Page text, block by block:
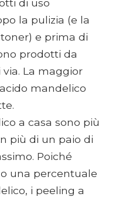
di uso
la pulizia (e la
e prima di
prodotti da
La maggior
mandelico
a casa sono più
più di un paio di
Poiché
una percentuale
i peeling a